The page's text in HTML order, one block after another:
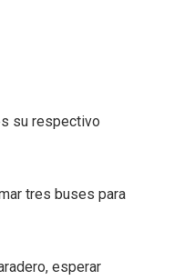
su respectivo
tres buses para
esperar